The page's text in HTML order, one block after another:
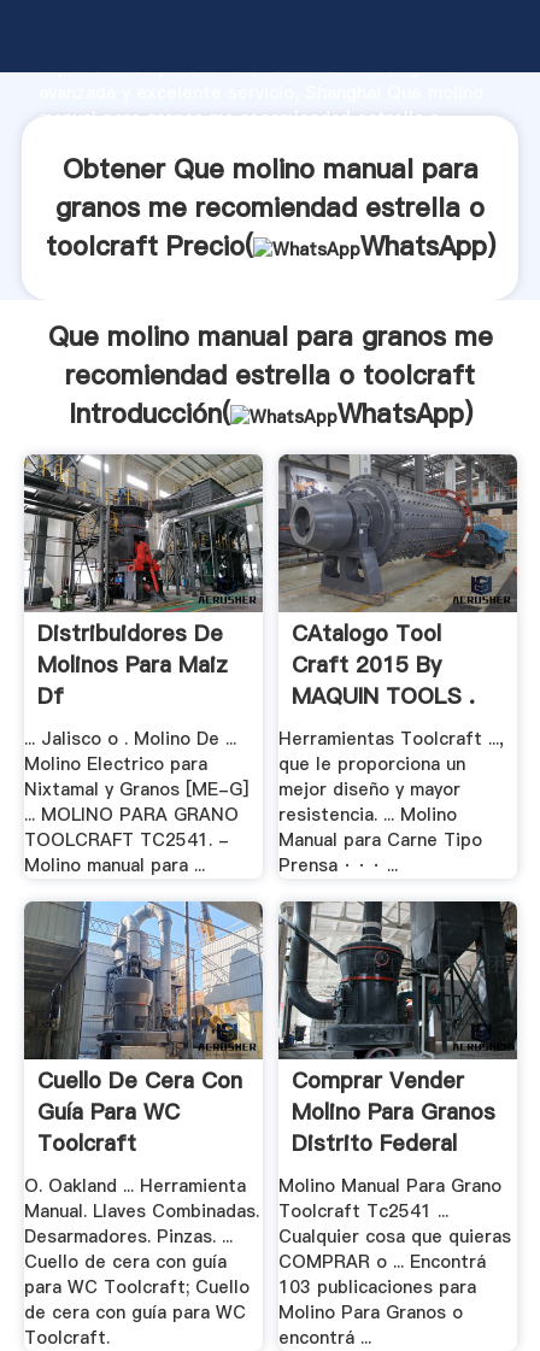
capacidad de producción, fuerza de investigación
manual para granos me recomiendad estrella o
todos los clientes.
Obtener Que molino manual para
granos me recomiendad estrella o
toolcraft Precio(
WhatsApp)
Que molino manual para granos me
recomiendad estrella o toolcraft
Introducción(
WhatsApp)
Distribuidores De
Molinos Para Maiz
Df
... Jalisco o . Molino De ...
Molino Electrico para
Nixtamal y Granos [ME-G]
... MOLINO PARA GRANO
TOOLCRAFT TC2541. -
Molino manual para ...
CAtalogo Tool
Craft 2015 By
MAQUIN TOOLS .
Herramientas Toolcraft ...,
que le proporciona un
mejor diseño y mayor
resistencia. ... Molino
Manual para Carne Tipo
Prensa · · · ...
Cuello De Cera Con
Guía Para WC
Toolcraft
O. Oakland ... Herramienta
Manual. Llaves Combinadas.
Desarmadores. Pinzas. ...
Cuello de cera con guía
para WC Toolcraft; Cuello
de cera con guía para WC
Toolcraft.
Comprar Vender
Molino Para Granos
Distrito Federal
Molino Manual Para Grano
Toolcraft Tc2541 ...
Cualquier cosa que quieras
COMPRAR o ... Encontrá
103 publicaciones para
Molino Para Granos o
encontrá ...